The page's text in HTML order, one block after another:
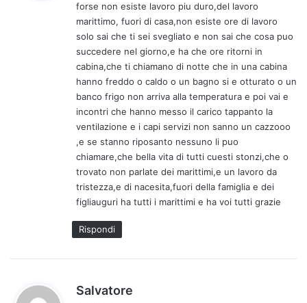
e
t
t
o
:
forse non esiste lavoro piu duro,del lavoro
marittimo, fuori di casa,non esiste ore di lavoro
solo sai che ti sei svegliato e non sai che cosa puo
succedere nel giorno,e ha che ore ritorni in
cabina,che ti chiamano di notte che in una cabina
hanno freddo o caldo o un bagno si e otturato o un
banco frigo non arriva alla temperatura e poi vai e
incontri che hanno messo il carico tappanto la
ventilazione e i capi servizi non sanno un cazzooo
,e se stanno riposanto nessuno li puo
chiamare,che bella vita di tutti cuesti stonzi,che o
trovato non parlate dei marittimi,e un lavoro da
tristezza,e di nacesita,fuori della famiglia e dei
figliauguri ha tutti i marittimi e ha voi tutti grazie
Rispondi
Salvatore